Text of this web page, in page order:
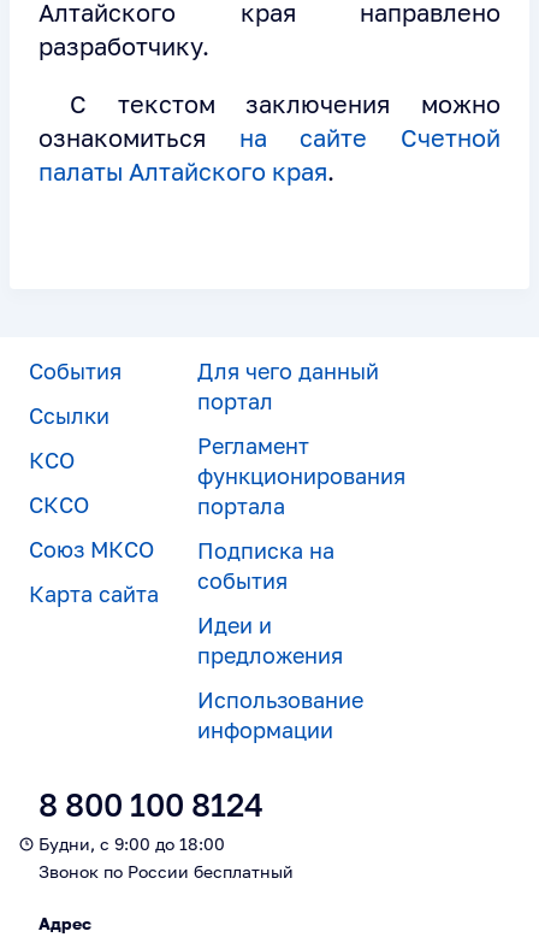
Алтайского края направлено
разработчику.
С текстом заключения можно
ознакомиться на сайте Счетной
палаты Алтайского края.
События
Ссылки
КСО
СКСО
Союз МКСО
Карта сайта
Для чего данный
портал
Регламент
функционирования
портала
Подписка на
события
Идеи и
предложения
Использование
информации
8 800 100 8124
Будни, с 9:00 до 18:00
Звонок по России бесплатный
Адрес